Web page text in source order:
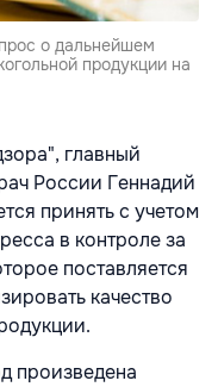
о дальнейшем
продукции на
главный
России Геннадий
принять с учетом
в контроле за
поставляется
качество
произведена